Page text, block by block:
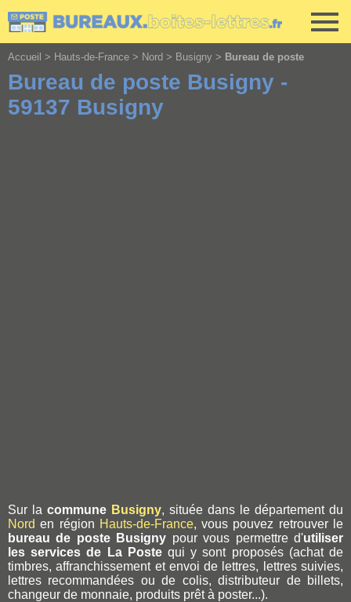
Accueil > Hauts-de-France > Nord > Busigny > Bureau de poste
Bureau de poste Busigny -
59137 Busigny
Sur la commune Busigny, située dans le département du
Nord en région Hauts-de-France, vous pouvez retrouver le
bureau de poste Busigny pour vous permettre d'utiliser
les services de La Postequi y sont proposés (achat de
timbres, affranchissement et envoi de lettres, lettres suivies,
lettres recommandées ou de colis, distributeur de billets,
changeur de monnaie, produits prêt à poster...).